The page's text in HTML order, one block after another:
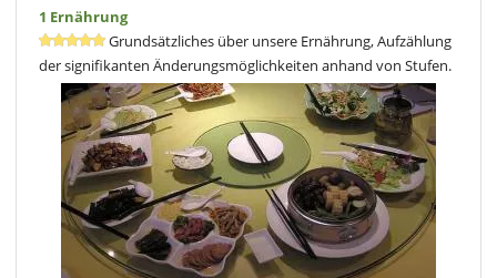
1 Ernährung
Grundsätzliches über unsere Ernährung, Aufzählung
der signifikanten Änderungsmöglichkeiten anhand von Stufen.